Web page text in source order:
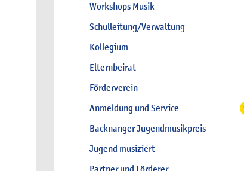
Workshops Musik
Schulleitung/Verwaltung
Kollegium
Elternbeirat
Förderverein
Anmeldung und Service
Backnanger Jugendmusikpreis
Jugend musiziert